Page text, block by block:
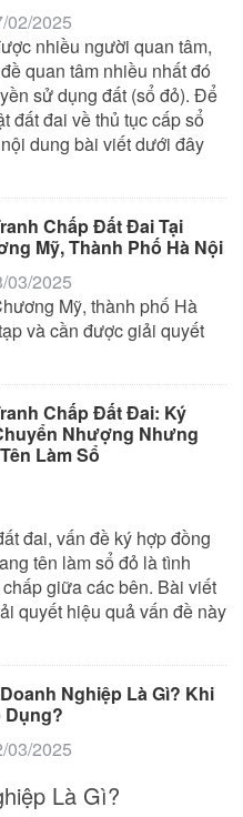
02/2025
nhiều người quan tâm,
quan tâm nhiều nhất đó
sử dụng đất (sổ đỏ). Để
đất đai về thủ tục cấp sổ
dung bài viết dưới đây
Chấp Đất Đai Tại
Mỹ, Thành Phố Hà Nội
03/2025
Mỹ, thành phố Hà
và cần được giải quyết
Chấp Đất Đai: Ký
Nhượng Nhưng
Làm Sổ
đai, vấn đề ký hợp đồng
tên làm sổ đỏ là tình
giữa các bên. Bài viết
quyết hiệu quả vấn đề này
Nghiệp Là Gì? Khi
Dụng?
03/2025
Là Gì?